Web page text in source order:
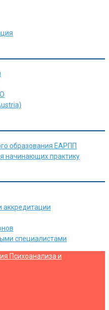
образования ЕАРПП
начинающих практику
аккредитации
специалистами
Психоанализа и